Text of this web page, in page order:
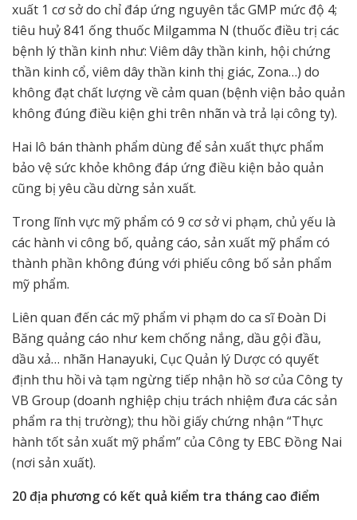
xuất 1 cơ sở do chỉ đáp ứng nguyên tắc GMP mức độ 4;
tiêu huỷ 841 ống thuốc Milgamma N (thuốc điều trị các
bệnh lý thần kinh như: Viêm dây thần kinh, hội chứng
thần kinh cổ, viêm dây thần kinh thị giác, Zona…) do
không đạt chất lượng về cảm quan (bệnh viện bảo quản
không đúng điều kiện ghi trên nhãn và trả lại công ty).
Hai lô bán thành phẩm dùng để sản xuất thực phẩm
bảo vệ sức khỏe không đáp ứng điều kiện bảo quản
cũng bị yêu cầu dừng sản xuất.
Trong lĩnh vực mỹ phẩm có 9 cơ sở vi phạm, chủ yếu là
các hành vi công bố, quảng cáo, sản xuất mỹ phẩm có
thành phần không đúng với phiếu công bố sản phẩm
mỹ phẩm.
Liên quan đến các mỹ phẩm vi phạm do ca sĩ Đoàn Di
Băng quảng cáo như kem chống nắng, dầu gội đầu,
dầu xả… nhãn Hanayuki, Cục Quản lý Dược có quyết
định thu hồi và tạm ngừng tiếp nhận hồ sơ của Công ty
VB Group (doanh nghiệp chịu trách nhiệm đưa các sản
phẩm ra thị trường); thu hồi giấy chứng nhận “Thực
hành tốt sản xuất mỹ phẩm” của Công ty EBC Đồng Nai
(nơi sản xuất).
20 địa phương có kết quả kiểm tra tháng cao điểm